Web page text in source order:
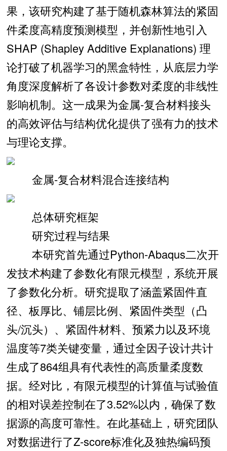
果，该研究构建了基于随机森林算法的紧固
件柔度高精度预测模型，并创新性地引入
SHAP (Shapley Additive Explanations) 理
论打破了机器学习的黑盒特性，从底层力学
角度深度解析了各设计参数对柔度的非线性
影响机制。这一成果为金属-复合材料接头
的高效评估与结构优化提供了强有力的技术
与理论支撑。
金属-复合材料混合连接结构
总体研究框架
研究过程与结果
本研究首先通过Python-Abaqus二次开
发技术构建了参数化有限元模型，系统开展
了参数化分析。研究提取了涵盖紧固件直
径、板厚比、铺层比例、紧固件类型（凸
头/沉头）、紧固件材料、预紧力以及环境
温度等7类关键变量，通过全因子设计共计
生成了864组具有代表性的高质量柔度数
据。经对比，有限元模型的计算值与试验值
的相对误差控制在了3.52%以内，确保了数
据源的高度可靠性。在此基础上，研究团队
对数据进行了Z-score标准化及独热编码预